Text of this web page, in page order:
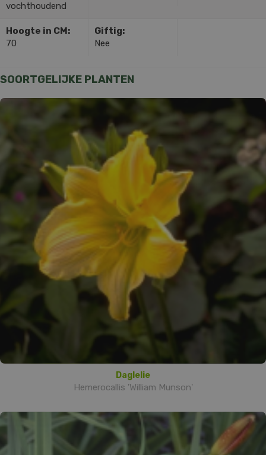
vochthoudend
Hoogte in CM:
70
Giftig:
Nee
SOORTGELIJKE PLANTEN
Daglelie
Hemerocallis 'William Munson'